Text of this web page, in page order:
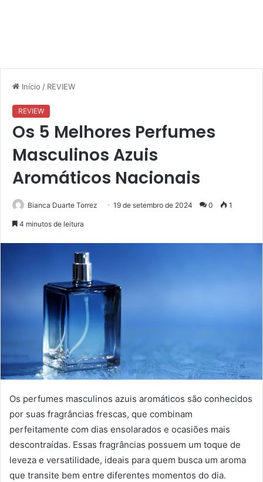
Início / REVIEW
REVIEW
Os 5 Melhores Perfumes
Masculinos Azuis
Aromáticos Nacionais
Bianca Duarte Torrez 19 de setembro de 2024 0 1
4 minutos de leitura
Os perfumes masculinos azuis aromáticos são conhecidos
por suas fragrâncias frescas, que combinam
perfeitamente com dias ensolarados e ocasiões mais
descontraídas. Essas fragrâncias possuem um toque de
leveza e versatilidade, ideais para quem busca um aroma
que transite bem entre diferentes momentos do dia.